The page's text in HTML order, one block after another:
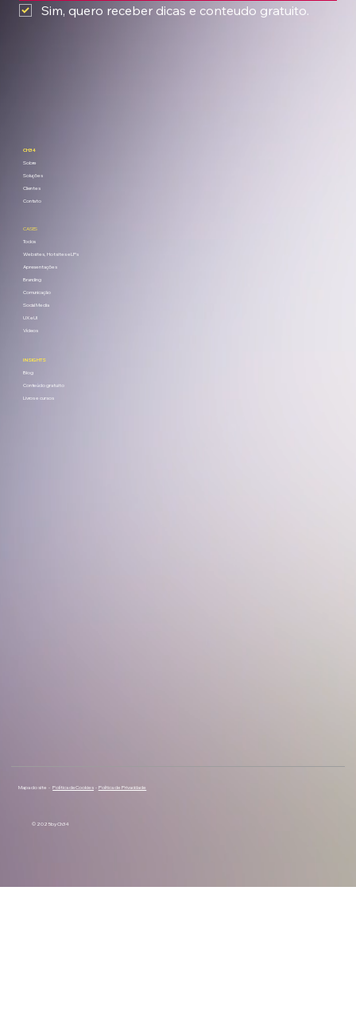
Sim, quero receber dicas e conteudo gratuito.
CH34
Sobre
Soluções
Clientes
Contato
CASES
Todos
Websites, Hotsites e LPs
Apresentações
Branding
Comunicação
Social Media
UX e UI
Vídeos
INSIGHTS
Blog
Conteúdo gratuito
Livros e cursos
Mapa do site -Política de Cookies- Política de Privacidade
© 2025 by Ch34